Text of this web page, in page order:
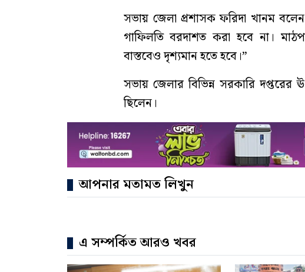
সভায় জেলা প্রশাসক ফরিদা খানম
গাফিলতি বরদাশত করা হবে না।
বাস্তবেও দৃশ্যমান হতে হবে।”
সভায় জেলার বিভিন্ন সরকারি দপ্তরের
ছিলেন।
আপনার মতামত লিখুন
এ সম্পর্কিত আরও খবর